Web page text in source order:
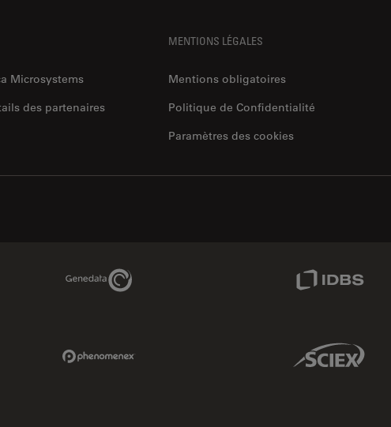
Microsystems
des partenaires
MENTIONS LÉGALES
Mentions obligatoires
Politique de Confidentialité
Paramètres des cookies
Genedata Link
Sciex Link